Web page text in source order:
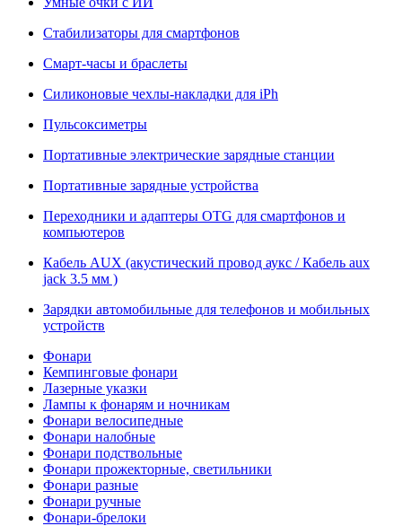
Стабилизаторы для смартфонов
Смарт-часы и браслеты
Силиконовые чехлы-накладки для iPh
Пульсоксиметры
Портативные электрические зарядные станции
Портативные зарядные устройства
Переходники и адаптеры OTG для смартфонов и
компьютеров
Кабель AUX (акустический провод аукс / Кабель aux
jack 3.5 мм )
Зарядки автомобильные для телефонов и мобильных
устройств
Фонари
Кемпинговые фонари
Лазерные указки
Лампы к фонарям и ночникам
Фонари велосипедные
Фонари налобные
Фонари подствольные
Фонари прожекторные, светильники
Фонари разные
Фонари ручные
Фонари-брелоки